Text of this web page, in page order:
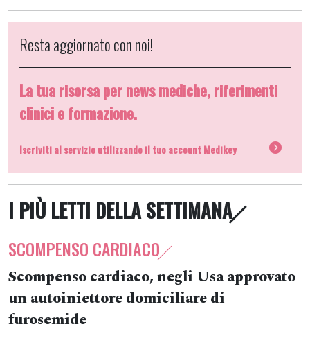
Resta aggiornato con noi!
La tua risorsa per news mediche, riferimenti
clinici e formazione.
Iscriviti al servizio utilizzando il tuo account Medikey
I PIÙ LETTI DELLA SETTIMANA
SCOMPENSO CARDIACO
Scompenso cardiaco, negli Usa approvato
un autoiniettore domiciliare di
furosemide